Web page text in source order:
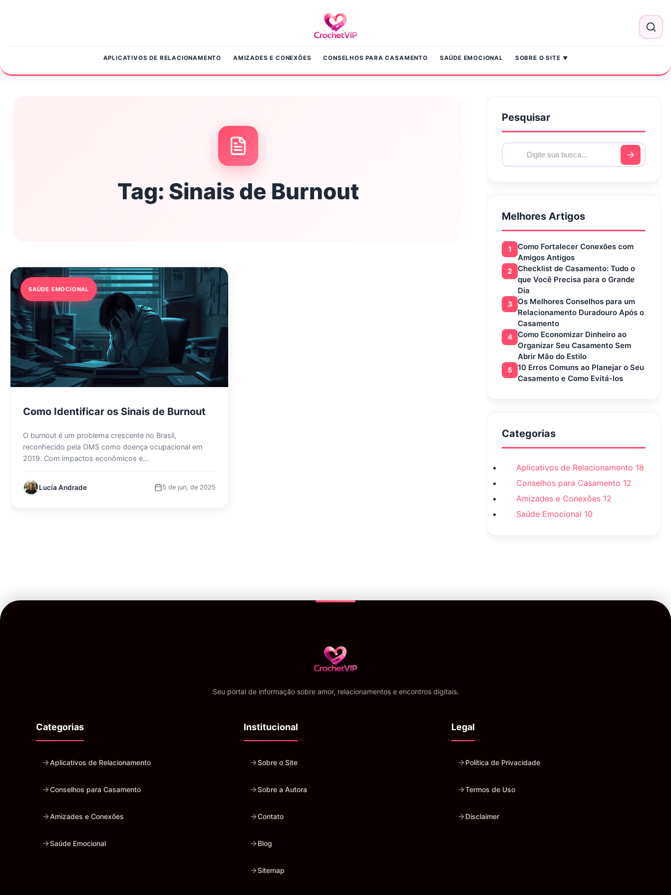
APLICATIVOS DE RELACIONAMENTO AMIZADES E CONEXÕES CONSELHOS PARA CASAMENTO SAÚDE EMOCIONAL SOBRE O SITE
Tag: Sinais de Burnout
SAÚDE EMOCIONAL
Como Identificar os Sinais de Burnout
O burnout é um problema crescente no Brasil,
reconhecido pela OMS como doença ocupacional em
2019. Com impactos econômicos e...
Lucía Andrade 5 de jun, de 2025
Pesquisar
Melhores Artigos
1
Como Fortalecer Conexões com
Amigos Antigos
2
Checklist de Casamento: Tudo o
que Você Precisa para o Grande
Dia
3
Os Melhores Conselhos para um
Relacionamento Duradouro Após o
Casamento
4
Como Economizar Dinheiro ao
Organizar Seu Casamento Sem
Abrir Mão do Estilo
5
10 Erros Comuns ao Planejar o Seu
Casamento e Como Evitá-los
Categorias
Aplicativos de Relacionamento 18
Conselhos para Casamento 12
Amizades e Conexões 12
Saúde Emocional 10
Seu portal de informação sobre amor, relacionamentos e encontros digitais.
Categorias
Aplicativos de Relacionamento
Conselhos para Casamento
Amizades e Conexões
Saúde Emocional
Institucional
Sobre o Site
Sobre a Autora
Contato
Blog
Sitemap
Legal
Política de Privacidade
Termos de Uso
Disclaimer